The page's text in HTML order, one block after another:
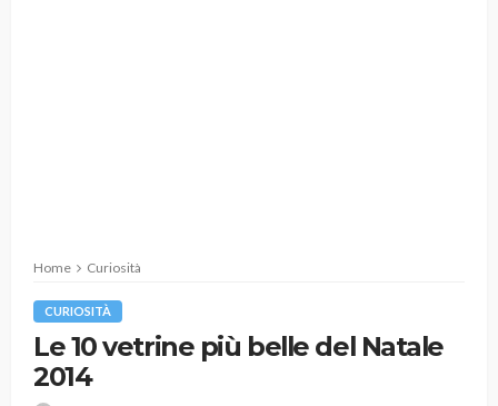
Home Curiosità
CURIOSITÀ
Le 10 vetrine più belle del Natale
2014